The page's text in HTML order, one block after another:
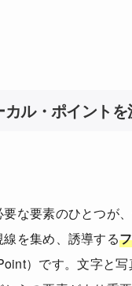
カル・ポイントを
な要素のひとつが
を集め、誘導する
）です。文字と